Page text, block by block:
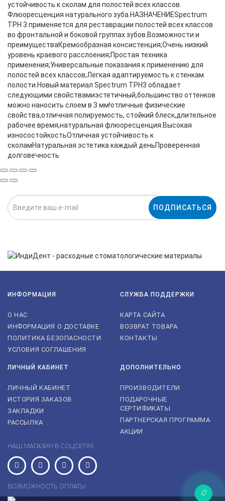
устойчивость к сколам для полостей всех классов.
Флюоресценция натурального зуба.НАЗНАЧЕНИЕSpectrum
TPH 3 применяется для реставрации полостей всех классов
во фронтальной и боковой группах зубов.Возможности и
преимуществаКремообразная консистенция;Очень низкий
уровень краевого расслоения;Простая техника
применения;Универсальные показания к применению для
полостей всех классов;Легкая адаптируемость к стенкам
полости.Новый материал Spectrum TPH3 обладает
следующими свойствамиэстетичный,большинство оттенков
можно наносить слоем в 3 мм!отличные физические
свойства,отличная полируемость, стойкий блеск,длительное
рабочее время,натуральная флюоресценция.Высокая
износостойкостьОтличная устойчивость к
сколамНатуральная эстетика каждый деньПроверенная
долговечность
ПОДПИСАТЬСЯ
ИНФОРМАЦИЯ
О НАС
ИНФОРМАЦИЯ О ДОСТАВКЕ
ПОЛИТИКА БЕЗОПАСНОСТИ
УСЛОВИЯ СОГЛАШЕНИЯ
СЛУЖБА ПОДДЕРЖКИ
КАРТА САЙТА
ВОЗВРАТ ТОВАРА
КОНТАКТЫ
ЛИЧНЫЙ КАБИНЕТ
ЛИЧНЫЙ КАБИНЕТ
ИСТОРИЯ ЗАКАЗОВ
ЗАКЛАДКИ
РАССЫЛКА
ДОПОЛНИТЕЛЬНО
ПРОИЗВОДИТЕЛИ
ПОДАРОЧНЫЕ
СЕРТИФИКАТЫ
ПАРТНЕРСКАЯ ПРОГРАММА
АКЦИИ
НАШ МАГАЗИН В СОЦСЕТЯХ
ВОЗМОЖНОСТЬ ОПЛАТЫ